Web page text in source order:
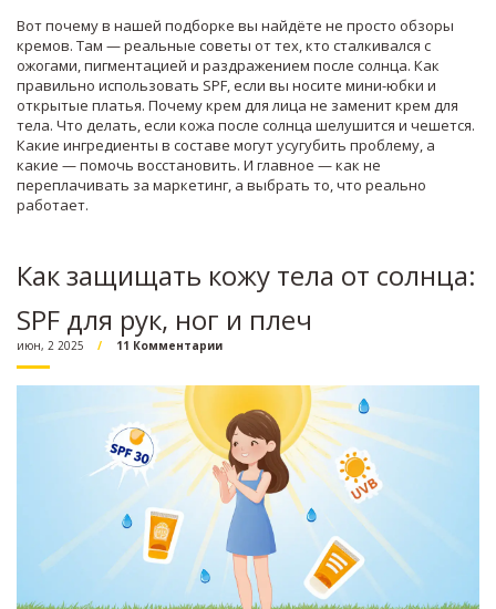
Вот почему в нашей подборке вы найдёте не просто обзоры
кремов. Там — реальные советы от тех, кто сталкивался с
ожогами, пигментацией и раздражением после солнца. Как
правильно использовать SPF, если вы носите мини-юбки и
открытые платья. Почему крем для лица не заменит крем для
тела. Что делать, если кожа после солнца шелушится и чешется.
Какие ингредиенты в составе могут усугубить проблему, а
какие — помочь восстановить. И главное — как не
переплачивать за маркетинг, а выбрать то, что реально
работает.
Как защищать кожу тела от солнца:
SPF для рук, ног и плеч
июн, 2 2025 11 Комментарии